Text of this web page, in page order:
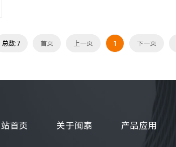
总数:7 首页 上一页 1 下一页
首页 关于闽泰 产品应用